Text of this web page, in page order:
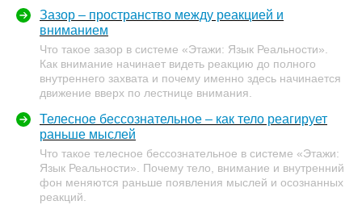
Зазор – пространство между реакцией и
вниманием
Что такое зазор в системе «Этажи: Язык Реальности».
Как внимание начинает видеть реакцию до полного
внутреннего захвата и почему именно здесь начинается
движение вверх по лестнице внимания.
Телесное бессознательное – как тело реагирует
раньше мыслей
Что такое телесное бессознательное в системе «Этажи:
Язык Реальности». Почему тело, внимание и внутренний
фон меняются раньше появления мыслей и осознанных
реакций.